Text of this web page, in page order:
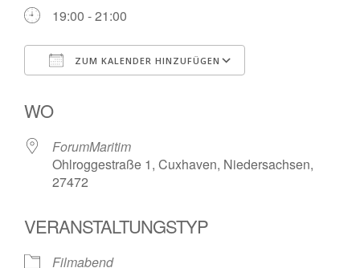
19:00 - 21:00
ZUM KALENDER HINZUFÜGEN
WO
ForumMaritim
Ohlroggestraße 1, Cuxhaven, Niedersachsen,
27472
VERANSTALTUNGSTYP
Filmabend